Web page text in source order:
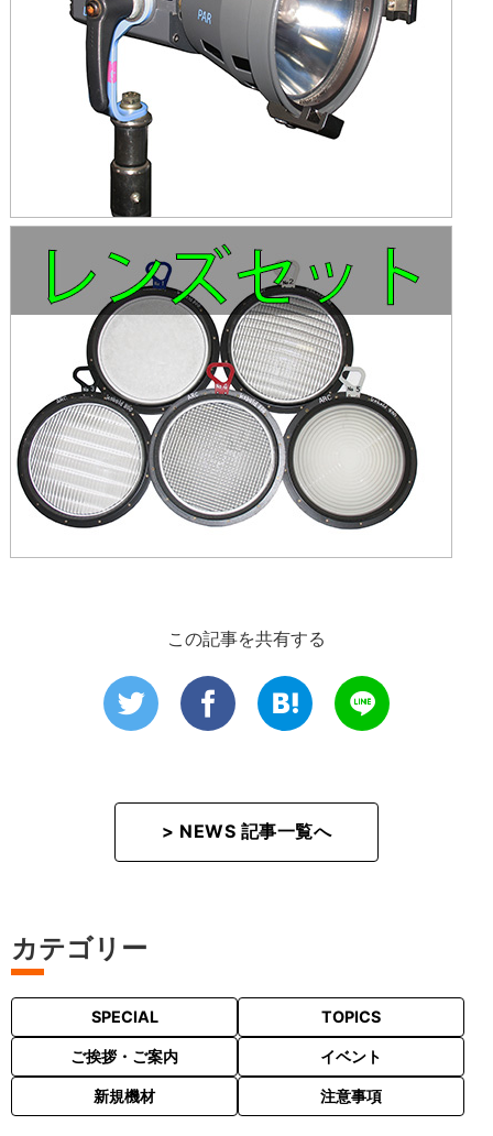
この記事を共有する
> NEWS 記事一覧へ
カテゴリー
SPECIAL TOPICS
ご挨拶・ご案内 イベント
新規機材 注意事項